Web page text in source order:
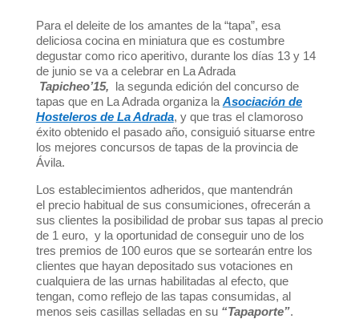
Para el deleite de los amantes de la “tapa”, esa
deliciosa cocina en miniatura que es costumbre
degustar como rico aperitivo, durante los días 13 y 14
de junio se va a celebrar en La Adrada
Tapicheo’15, la segunda edición del concurso de
tapas que en La Adrada organiza la Asociación de
Hosteleros de La Adrada, y que tras el clamoroso
éxito obtenido el pasado año, consiguió situarse entre
los mejores concursos de tapas de la provincia de
Ávila.
Los establecimientos adheridos, que mantendrán
el precio habitual de sus consumiciones, ofrecerán a
sus clientes la posibilidad de probar sus tapas al precio
de 1 euro, y la oportunidad de conseguir uno de los
tres premios de 100 euros que se sortearán entre los
clientes que hayan depositado sus votaciones en
cualquiera de las urnas habilitadas al efecto, que
tengan, como reflejo de las tapas consumidas, al
menos seis casillas selladas en su “Tapaporte”.